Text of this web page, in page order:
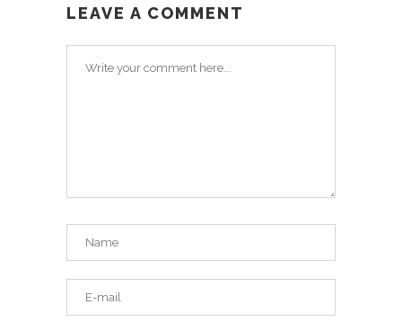
LEAVE A COMMENT